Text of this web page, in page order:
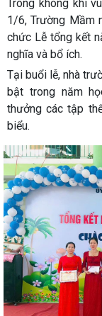
Trong không khí
1/6, Trường Mầm
chức Lễ tổng kết
nghĩa và bổ ích.
Tại buổi lễ, nhà
bật trong năm
thưởng các tập
biểu.